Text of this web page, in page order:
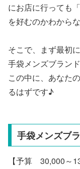
にお店に行っても
を好むのかわから
そこで、まず最初
手袋メンズブラン
この中に、あなた
るはずです♪
手袋メンズブ
【予算 30,000～